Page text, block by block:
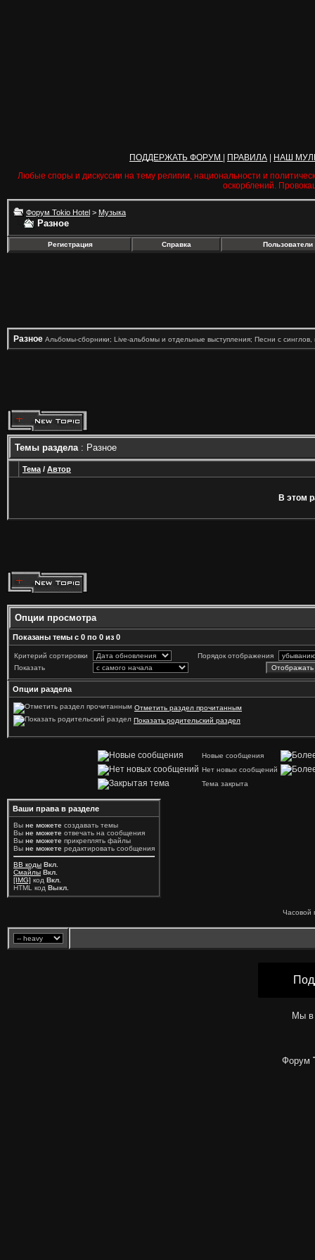
ПОДДЕРЖАТЬ ФОРУМ ПРАВИЛА
НАШ
Любые споры и дискуссии на тему религии, национальности и
оскорблений.
Форум Tokio Hotel > Музыка
Разное
Регистрация Справка Пользователи
Разное Альбомы-сборники; Live-альбомы и отдельные выступления; Песни с
Темы раздела: Разное
Тема / Автор
В этом
Опции просмотра
Показаны темы с 0 по 0 из 0
Критерий сортировки
Порядок отображения
Показать
Опции раздела
Отметить раздел прочитанным
Показать родительский раздел
Новые сообщения
Нет новых сообщений
Тема закрыта
Ваши права в разделе
Вы не можете создавать темы
Вы не можете отвечать на сообщения
Вы не можете прикреплять файлы
Вы не можете редактировать сообщения
BB коды Вкл.
Смайлы Вкл.
[IMG] код Вкл.
HTML код Выкл.
Часовой
Мы в
Форум